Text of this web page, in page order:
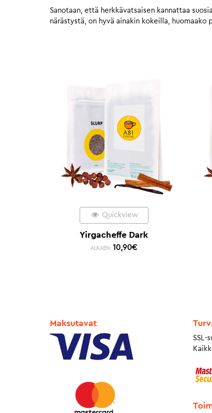
Sanotaan, että herkkävatsaisen kannattaa
närästystä, on hyvä ainakin kokeilla,
Quickview
Yirgacheffe Dark
ALKAEN: 10,90€
Maksutavat
SSL-